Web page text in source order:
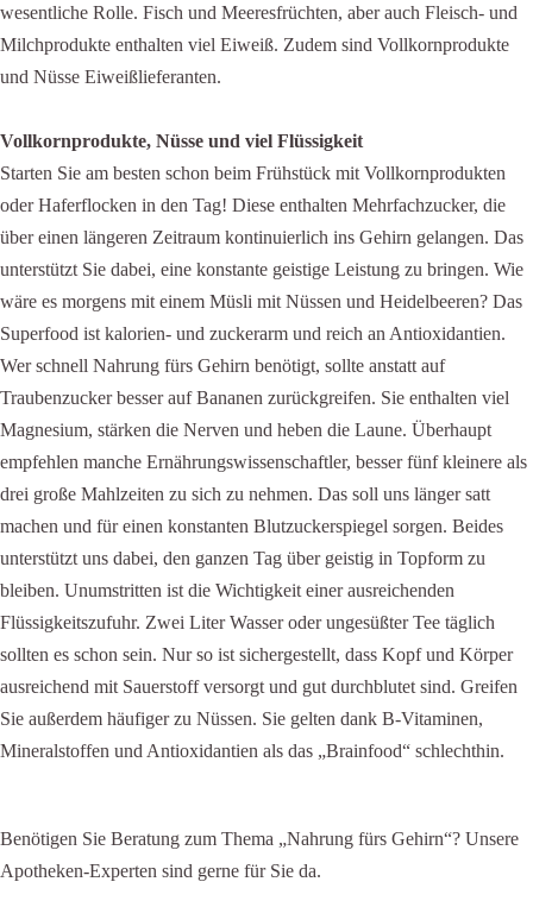
wesentliche Rolle. Fisch und Meeresfrüchten, aber auch Fleisch- und
Milchprodukte enthalten viel Eiweiß. Zudem sind Vollkornprodukte
und Nüsse Eiweißlieferanten.
Vollkornprodukte, Nüsse und viel Flüssigkeit
Starten Sie am besten schon beim Frühstück mit Vollkornprodukten
oder Haferflocken in den Tag! Diese enthalten Mehrfachzucker, die
über einen längeren Zeitraum kontinuierlich ins Gehirn gelangen. Das
unterstützt Sie dabei, eine konstante geistige Leistung zu bringen. Wie
wäre es morgens mit einem Müsli mit Nüssen und Heidelbeeren? Das
Superfood ist kalorien- und zuckerarm und reich an Antioxidantien.
Wer schnell Nahrung fürs Gehirn benötigt, sollte anstatt auf
Traubenzucker besser auf Bananen zurückgreifen. Sie enthalten viel
Magnesium, stärken die Nerven und heben die Laune. Überhaupt
empfehlen manche Ernährungswissenschaftler, besser fünf kleinere als
drei große Mahlzeiten zu sich zu nehmen. Das soll uns länger satt
machen und für einen konstanten Blutzuckerspiegel sorgen. Beides
unterstützt uns dabei, den ganzen Tag über geistig in Topform zu
bleiben. Unumstritten ist die Wichtigkeit einer ausreichenden
Flüssigkeitszufuhr. Zwei Liter Wasser oder ungesüßter Tee täglich
sollten es schon sein. Nur so ist sichergestellt, dass Kopf und Körper
ausreichend mit Sauerstoff versorgt und gut durchblutet sind. Greifen
Sie außerdem häufiger zu Nüssen. Sie gelten dank B-Vitaminen,
Mineralstoffen und Antioxidantien als das „Brainfood“ schlechthin.
Benötigen Sie Beratung zum Thema „Nahrung fürs Gehirn“? Unsere
Apotheken-Experten sind gerne für Sie da.